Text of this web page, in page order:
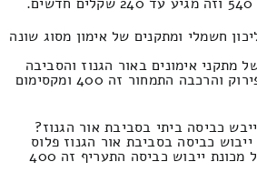
חשמלי ומתקנים של אימון מסוג שונה
מתקני אימונים באור הגנוז והסביבה
באינטגרציה של לבצע פירוק והרכבה התמחור זה 400 ומקסימום
כביסה ביתי בסביבת אור הגנוז?
כביסה בסביבת אור הגנוז פלוס
ביצוע התקנות הובלה של מכונת ייבוש כביסה התעריף זה 400